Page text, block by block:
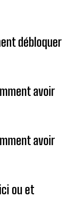
débloquer
avoir
avoir
ou et